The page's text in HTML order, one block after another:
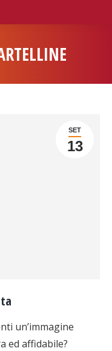
SET
13
un’immagine
ed affidabile?